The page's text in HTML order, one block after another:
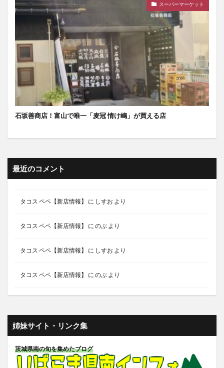
スーパーマーケット
石坂善商店！富山で唯一「麦冠 情け嶋」が買える店
最近のコメント
タコス ペペ【新店情報】 に しすお より
タコス ペペ【新店情報】 に のぶ より
タコス ペペ【新店情報】 に しすお より
タコス ペペ【新店情報】 に のぶ より
姉妹サイト・リンク集
茨城県南の旬を集めたブログ